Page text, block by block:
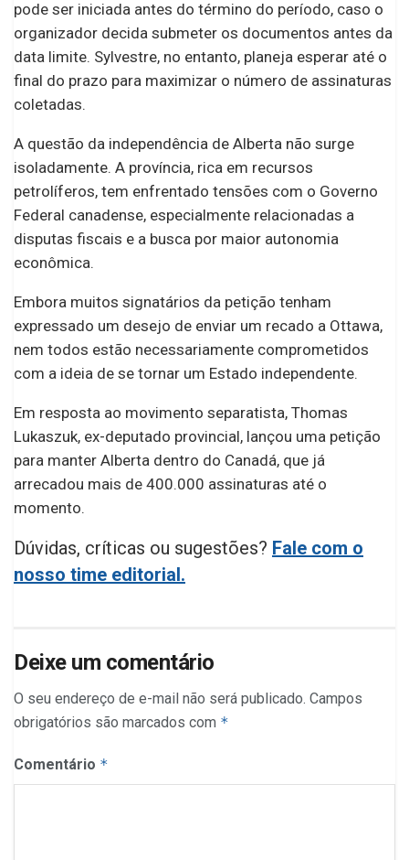
pode ser iniciada antes do término do período, caso o
organizador decida submeter os documentos antes da
data limite. Sylvestre, no entanto, planeja esperar até o
final do prazo para maximizar o número de assinaturas
coletadas.
A questão da independência de Alberta não surge
isoladamente. A província, rica em recursos
petrolíferos, tem enfrentado tensões com o Governo
Federal canadense, especialmente relacionadas a
disputas fiscais e a busca por maior autonomia
econômica.
Embora muitos signatários da petição tenham
expressado um desejo de enviar um recado a Ottawa,
nem todos estão necessariamente comprometidos
com a ideia de se tornar um Estado independente.
Em resposta ao movimento separatista, Thomas
Lukaszuk, ex-deputado provincial, lançou uma petição
para manter Alberta dentro do Canadá, que já
arrecadou mais de 400.000 assinaturas até o
momento.
Dúvidas, críticas ou sugestões? Fale com o
nosso time editorial.
Deixe um comentário
O seu endereço de e-mail não será publicado. Campos
obrigatórios são marcados com *
Comentário *